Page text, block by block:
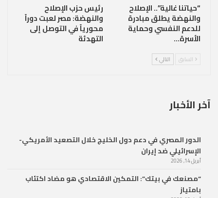
“حياتنا غالية”.. الإصلاح
والنهضة يطلق مبادرة
للدعم النفسي وحماية
الأسرة…
رئيس حزب الإصلاح
والنهضة: مصر لعبت دوراً
محورياً في التوصل إلى
التهدئة
السابق التالي
آخر الأخبار
الدور المصري في دعم دول الخليج خلال التصعيد الأمريكي-
الإسرائيلي ضد إيران
أبريل 14, 2026
“مصنعك في بيتك”: التمكين الاقتصادي هو مضاد اكتئاب
بامتياز